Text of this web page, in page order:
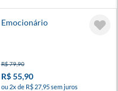
Emocionário
R$ 79,90
R$ 55,90
ou 2x de R$ 27,95 sem juros